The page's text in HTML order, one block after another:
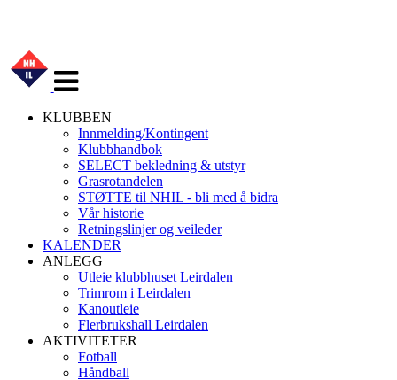
navigasjon
KLUBBEN
Innmelding/Kontingent
Klubbhandbok
SELECT bekledning & utstyr
Grasrotandelen
STØTTE til NHIL - bli med å bidra
Vår historie
Retningslinjer og veileder
KALENDER
ANLEGG
Utleie klubbhuset Leirdalen
Trimrom i Leirdalen
Kanoutleie
Flerbrukshall Leirdalen
AKTIVITETER
Fotball
Håndball